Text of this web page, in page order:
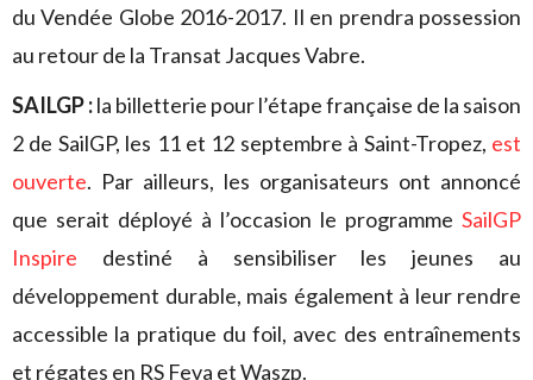
du Vendée Globe 2016-2017. Il en prendra possession
au retour de la Transat Jacques Vabre.
SAILGP :la billetterie pour l’étape française de la saison
2 de SailGP, les 11 et 12 septembre à Saint-Tropez, est
ouverte. Par ailleurs, les organisateurs ont annoncé
que serait déployé à l’occasion le programme SailGP
Inspire destiné à sensibiliser les jeunes au
développement durable, mais également à leur rendre
accessible la pratique du foil, avec des entraînements
et régates en RS Feva et Waszp.